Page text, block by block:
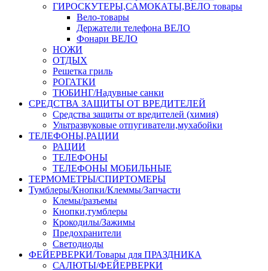
ГИРОСКУТЕРЫ,САМОКАТЫ,ВЕЛО товары
Вело-товары
Держатели телефона ВЕЛО
Фонари ВЕЛО
НОЖИ
ОТДЫХ
Решетка гриль
РОГАТКИ
ТЮБИНГ/Надувные санки
СРЕДСТВА ЗАЩИТЫ ОТ ВРЕДИТЕЛЕЙ
Средства защиты от вредителей (химия)
Ультразвуковые отпугиватели,мухабойки
ТЕЛЕФОНЫ,РАЦИИ
РАЦИИ
ТЕЛЕФОНЫ
ТЕЛЕФОНЫ МОБИЛЬНЫЕ
ТЕРМОМЕТРЫ/СПИРТОМЕРЫ
Тумблеры/Кнопки/Клеммы/Запчасти
Клемы/разъемы
Кнопки,тумблеры
Крокодилы/Зажимы
Предохранители
Светодиоды
ФЕЙЕРВЕРКИ/Товары для ПРАЗДНИКА
САЛЮТЫ/ФЕЙЕРВЕРКИ